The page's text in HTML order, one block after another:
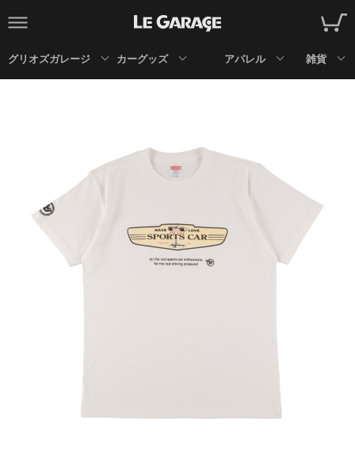
グリオズガレージ カーグッズ アパレル 雑貨